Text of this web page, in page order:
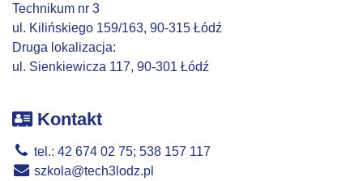
Technikum nr 3
ul. Kilińskiego 159/163, 90-315 Łódź
Druga lokalizacja:
ul. Sienkiewicza 117, 90-301 Łódź
Kontakt
tel.: 42 674 02 75; 538 157 117
szkola@tech3lodz.pl